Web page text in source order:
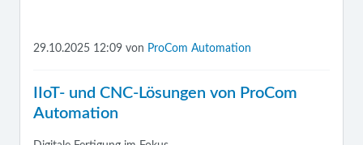
29.10.2025 12:09 von ProCom Automation
IIoT- und CNC-Lösungen von ProCom
Automation